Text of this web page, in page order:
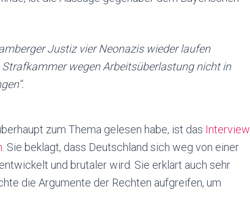
Justiz vier Neonazis wieder laufen
wegen Arbeitsüberlastung nicht in
zum Thema gelesen habe, ist das Interview
. Sie beklagt, dass Deutschland sich weg von einer
und brutaler wird. Sie erklärt auch sehr
die Argumente der Rechten aufgreifen, um